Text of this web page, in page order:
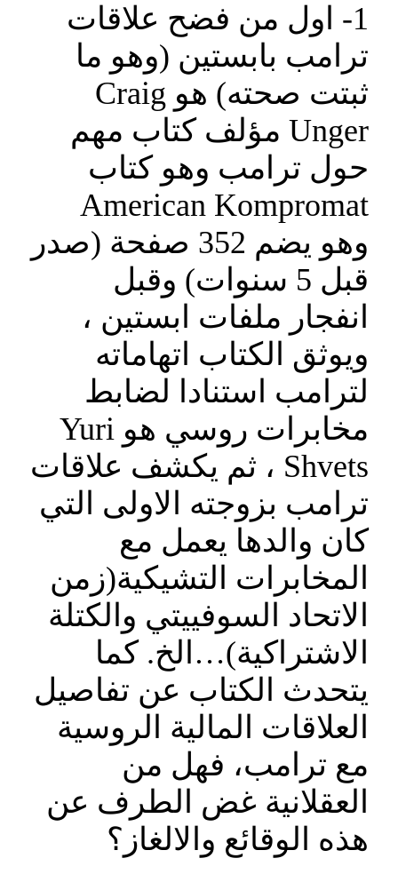
1- اول من فضح علاقات
ترامب بابستين (وهو ما
ثبتت صحته) هو Craig
Unger مؤلف كتاب مهم
حول ترامب وهو كتاب
American Kompromat
وهو يضم 352 صفحة (صدر
قبل 5 سنوات) وقبل
انفجار ملفات ابستين ،
ويوثق الكتاب اتهاماته
لترامب استنادا لضابط
مخابرات روسي هو Yuri
Shvets ، ثم يكشف علاقات
ترامب بزوجته الاولى التي
كان والدها يعمل مع
المخابرات التشيكية(زمن
الاتحاد السوفييتي والكتلة
الاشتراكية)…الخ. كما
يتحدث الكتاب عن تفاصيل
العلاقات المالية الروسية
مع ترامب، فهل من
العقلانية غض الطرف عن
هذه الوقائع والالغاز؟